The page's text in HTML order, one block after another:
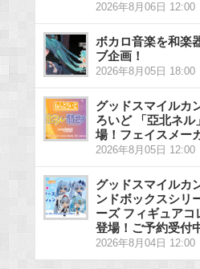
2026年8月06日 12:00
ボカロ音楽を和楽
ブ企画！
2026年8月05日 18:00
グッドスマイルカ
ろいど 「亞北ネル
場！フェイスメー
2026年8月05日 12:00
グッドスマイルカ
ンドボックスシリ
ーズ フィギュアコ
登場！ご予約受付
2026年8月04日 12:00